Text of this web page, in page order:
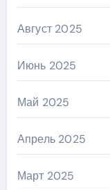
Август 2025
Июнь 2025
Май 2025
Апрель 2025
Март 2025